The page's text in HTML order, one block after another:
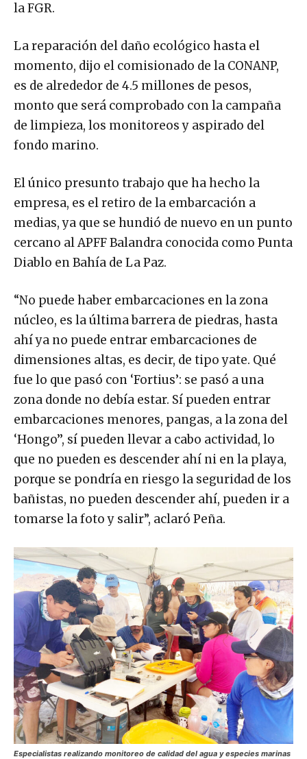
la FGR.
La reparación del daño ecológico hasta el
momento, dijo el comisionado de la CONANP,
es de alrededor de 4.5 millones de pesos,
monto que será comprobado con la campaña
de limpieza, los monitoreos y aspirado del
fondo marino.
El único presunto trabajo que ha hecho la
empresa, es el retiro de la embarcación a
medias, ya que se hundió de nuevo en un punto
cercano al APFF Balandra conocida como Punta
Diablo en Bahía de La Paz.
“No puede haber embarcaciones en la zona
núcleo, es la última barrera de piedras, hasta
ahí ya no puede entrar embarcaciones de
dimensiones altas, es decir, de tipo yate. Qué
fue lo que pasó con ‘Fortius’: se pasó a una
zona donde no debía estar. Sí pueden entrar
embarcaciones menores, pangas, a la zona del
‘Hongo’’, sí pueden llevar a cabo actividad, lo
que no pueden es descender ahí ni en la playa,
porque se pondría en riesgo la seguridad de los
bañistas, no pueden descender ahí, pueden ir a
tomarse la foto y salir”, aclaró Peña.
Especialistas realizando monitoreo de calidad del agua y especies marinas